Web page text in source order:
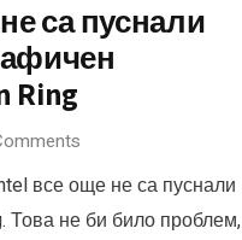
са пуснали
Ring
все още не са пуснали
Това не би било проблем,